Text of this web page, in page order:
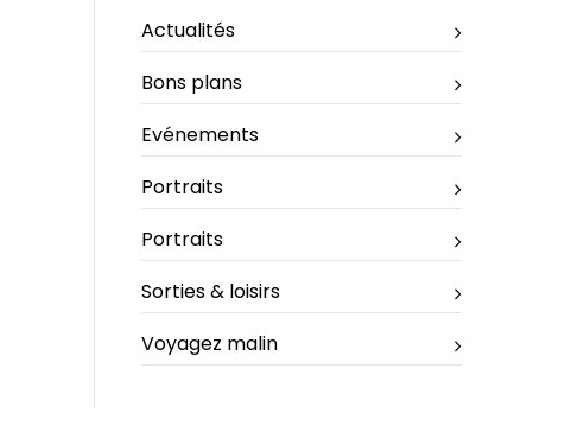
Actualités
Bons plans
Evénements
Portraits
Portraits
Sorties & loisirs
Voyagez malin